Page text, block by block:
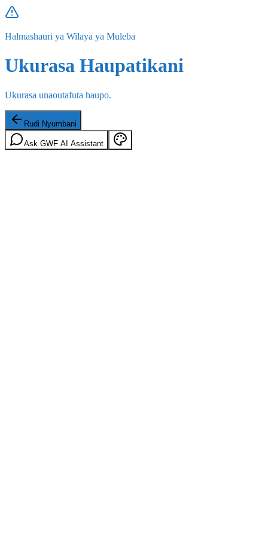
Halmashauri ya Wilaya ya Muleba
Ukurasa Haupatikani
Ukurasa unaoutafuta haupo.
Rudi Nyumbani
Ask GWF AI Assistant